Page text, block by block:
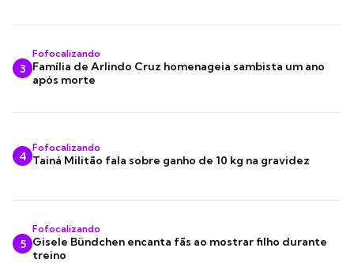
3
Fofocalizando
Família de Arlindo Cruz homenageia sambista um ano
após morte
4
Fofocalizando
Tainá Militão fala sobre ganho de 10 kg na gravidez
5
Fofocalizando
Gisele Bündchen encanta fãs ao mostrar filho durante
treino